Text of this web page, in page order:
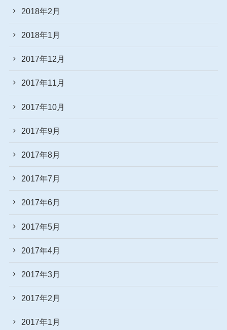
2018年2月
2018年1月
2017年12月
2017年11月
2017年10月
2017年9月
2017年8月
2017年7月
2017年6月
2017年5月
2017年4月
2017年3月
2017年2月
2017年1月